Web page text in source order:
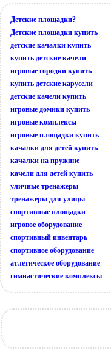
Детские площадки?
Детские площадки купить
детские качалки купить
купить детские качели
игровые городки купить
купить детские карусели
детские качели купить
игровые домики купить
игровые комплексы
игровые площадки купить
качалки для детей купить
качалки на пружине
качели для детей купить
уличные тренажеры
тренажеры для улицы
спортивные площадки
игровое оборудование
спортивный инвентарь
спортивное оборудование
атлетическое оборудование
гимнастические комплексы